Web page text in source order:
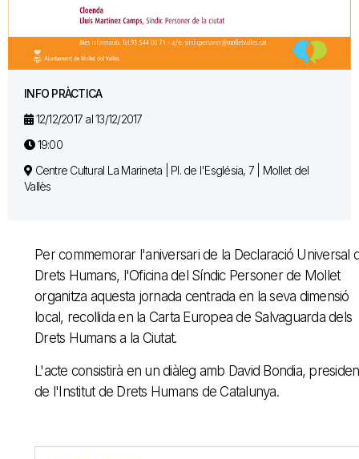
INFO PRÀCTICA
12/12/2017 al 13/12/2017
19:00
Centre Cultural La Marineta | Pl. de l'Església, 7 | Mollet del
Vallès
Per commemorar l'aniversari de la Declaració Universal
Drets Humans, l'Oficina del Síndic Personer de Mollet
organitza aquesta jornada centrada en la seva dimensió
local, recollida en la Carta Europea de Salvaguarda dels
Drets Humans a la Ciutat.
L'acte consistirà en un diàleg amb David Bondia,
de l'Institut de Drets Humans de Catalunya.